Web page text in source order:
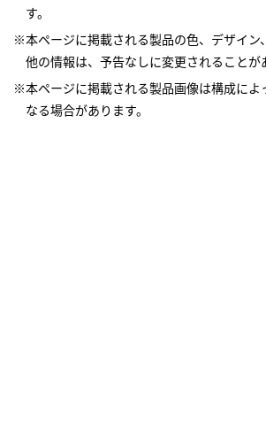
す。
※本ページに掲載される製品の色、デザイン
他の情報は、予告なしに変更されることが
※本ページに掲載される製品画像は構成によ
なる場合があります。